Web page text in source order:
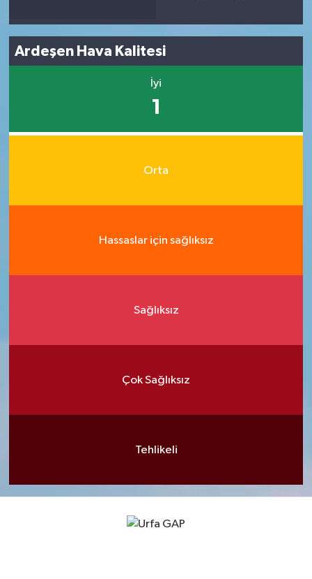
Ardeşen Hava Kalitesi
İyi
1
Orta
Hassaslar için sağlıksız
Sağlıksız
Çok Sağlıksız
Tehlikeli